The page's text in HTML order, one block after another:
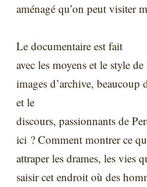
aménagé qu’on peut visiter
Le documentaire est fait
avec les moyens et le style
images d’archive, beaucoup
et le
discours, passionnants de
ici ? Comment montrer ce
attraper les drames, les
saisir cet endroit où des